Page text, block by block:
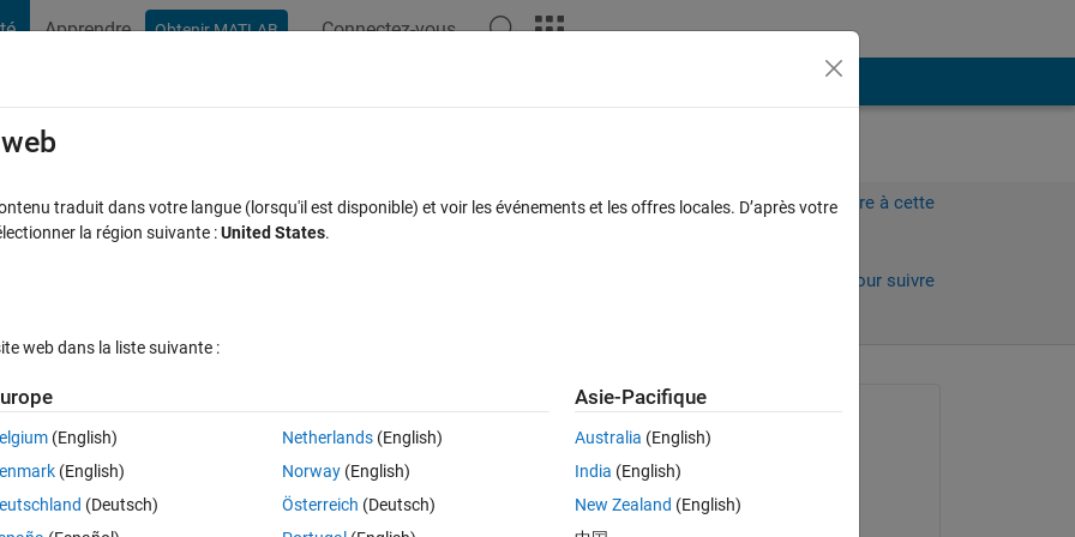
Apprendre Obtenir MATLAB Connectez-vous
NaN?
Connectez-vous pour répondre à cette
Connectez-vous pour suivre
Afficher commentaires plus anciens
Ouvrir dans MATLAB Online
contain only 2 numbers : 0 and 1. It also contains a few NaNs. I want
Abhishek Chakraborty
le 12 Sep 2021
traduit dans votre langue (lorsqu'il est disponible) et voir les événements et les offres locales. D’après votre
la région suivante :United States.
web dans la liste suivante :
(English)
(English)
(Deutsch)
Netherlands(English)
Norway(English)
Österreich (Deutsch)
Asie-Pacifique
Australia (English)
India (English)
New Zealand (English)